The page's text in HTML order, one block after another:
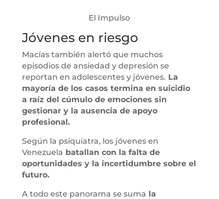
El Impulso
Jóvenes en riesgo
Macías también alertó que muchos
episodios de ansiedad y depresión se
reportan en adolescentes y jóvenes. La
mayoría de los casos termina en suicidio
a raíz del cúmulo de emociones sin
gestionar y la ausencia de apoyo
profesional.
Según la psiquiatra, los jóvenes en
Venezuela batallan con la falta de
oportunidades y la incertidumbre sobre el
futuro.
A todo este panorama se suma la